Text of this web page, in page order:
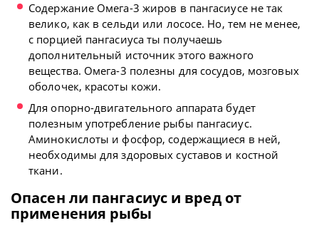
Содержание Омега-3 жиров в пангасиусе не так
велико, как в сельди или лососе. Но, тем не менее,
с порцией пангасиуса ты получаешь
дополнительный источник этого важного
вещества. Омега-3 полезны для сосудов, мозговых
оболочек, красоты кожи.
Для опорно-двигательного аппарата будет
полезным употребление рыбы пангасиус.
Аминокислоты и фосфор, содержащиеся в ней,
необходимы для здоровых суставов и костной
ткани.
Опасен ли пангасиус и вред от
применения рыбы